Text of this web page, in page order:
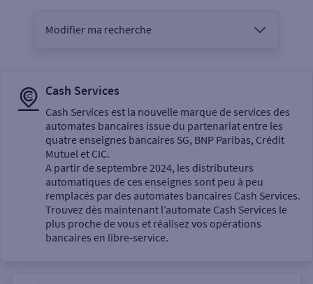
Modifier ma recherche
Sélectionnez votre recherche
Un service
Cash Services
Cash Services est la nouvelle marque de services des
automates bancaires issue du partenariat entre les
quatre enseignes bancaires SG, BNP Paribas, Crédit
Mutuel et CIC.
A partir de septembre 2024, les distributeurs
automatiques de ces enseignes sont peu à peu
remplacés par des automates bancaires Cash Services.
Trouvez dès maintenant l’automate Cash Services le
plus proche de vous et réalisez vos opérations
bancaires en libre-service.